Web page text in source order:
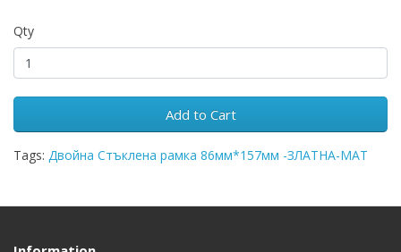
Qty
Add to Cart
Tags: Двойна Стъклена рамка 86мм*157мм -ЗЛАТНА-МАТ